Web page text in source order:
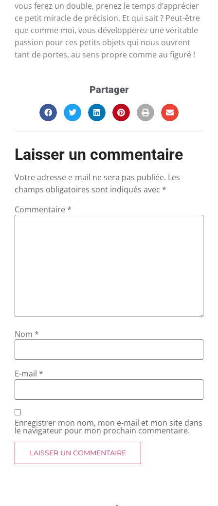
vous ferez un double, prenez le temps d’apprécier
ce petit miracle de précision. Et qui sait ? Peut-être
que comme moi, vous développerez une véritable
passion pour ces petits objets qui nous ouvrent
tant de portes, au sens propre comme au figuré !
Partager
Laisser un commentaire
Votre adresse e-mail ne sera pas publiée. Les
champs obligatoires sont indiqués avec *
Commentaire *
Nom *
E-mail *
Enregistrer mon nom, mon e-mail et mon site dans
le navigateur pour mon prochain commentaire.